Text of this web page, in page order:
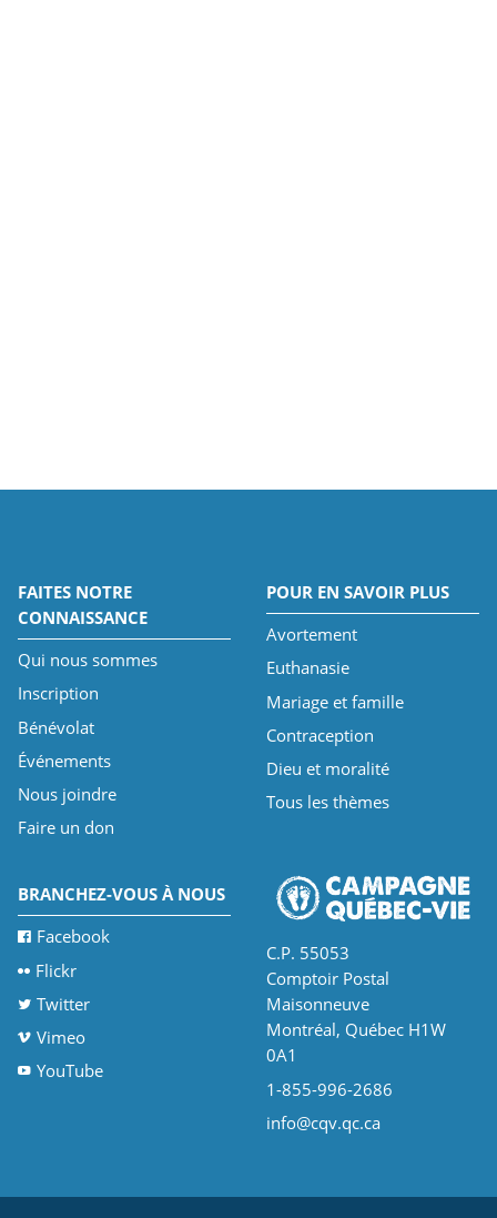
FAITES NOTRE
CONNAISSANCE
Qui nous sommes
Inscription
Bénévolat
Événements
Nous joindre
Faire un don
POUR EN SAVOIR PLUS
Avortement
Euthanasie
Mariage et famille
Contraception
Dieu et moralité
Tous les thèmes
BRANCHEZ-VOUS À NOUS
Facebook
Flickr
Twitter
Vimeo
YouTube
C.P. 55053
Comptoir Postal
Maisonneuve
Montréal, Québec H1W
0A1
1-855-996-2686
info@cqv.qc.ca